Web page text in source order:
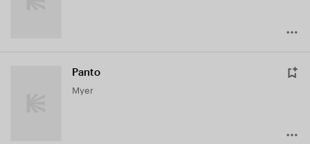
Panto
Myer